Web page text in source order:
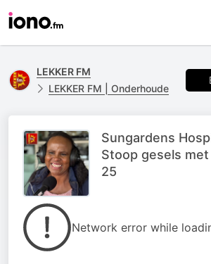
LEKKER FM
LEKKER FM | Onderhoude
Sungardens
Stoop gesels
25
Network error while